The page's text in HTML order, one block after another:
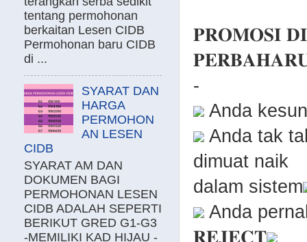
𝐏𝐑𝐎𝐌𝐎𝐒𝐈
-
Anda
Anda tak
dimuat naik
dalam sistem
Anda
𝐑𝐄𝐉𝐄𝐂𝐓
tentang permohonan
berkaitan Lesen CIDB
Permohonan baru CIDB
di ...
SYARAT DAN
HARGA
PERMOHON
AN LESEN
CIDB
SYARAT AM DAN
DOKUMEN BAGI
PERMOHONAN LESEN
CIDB ADALAH SEPERTI
BERIKUT GRED G1-G3
-MEMILIKI KAD HIJAU -